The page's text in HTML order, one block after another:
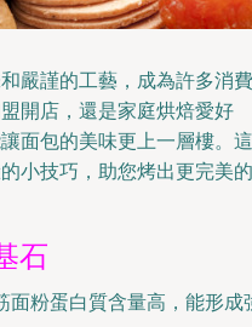
嚴謹的工藝，成為許多消費
開店，還是家庭烘焙愛好
面包的美味更上一層樓。這
小技巧，助您烤出更完美的
石
面粉蛋白質含量高，能形成